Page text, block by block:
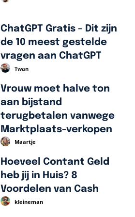
ChatGPT Gratis – Dit zijn
de 10 meest gestelde
vragen aan ChatGPT
Twan
Vrouw moet halve ton
aan bijstand
terugbetalen vanwege
Marktplaats-verkopen
Maartje
Hoeveel Contant Geld
heb jij in Huis? 8
Voordelen van Cash
kleineman